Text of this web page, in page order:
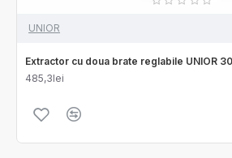
UNIOR
Extractor cu doua brate reglabile UNIOR
485,3lei